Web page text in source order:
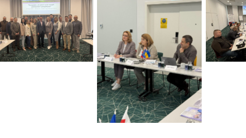
Натисніть щоб
подивитись
Натисніть щоб
подивитись